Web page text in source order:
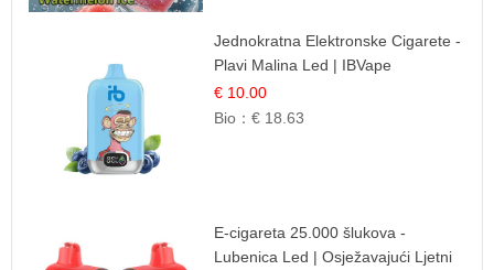
Jednokratna Elektronske Cigarete -
Plavi Malina Led | IBVape
€ 10.00
Bio：€ 18.63
E-cigareta 25.000 šlukova -
Lubenica Led | Osježavajući Ljetni